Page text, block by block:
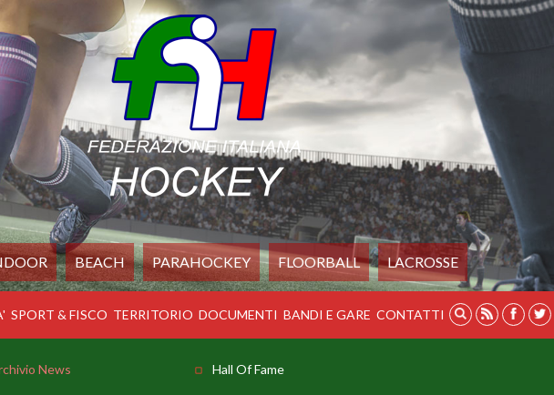
BEACH PARAHOCKEY FLOORBALL LACROSSE
SPORT & FISCO TERRITORIO DOCUMENTI BANDI E GARE CONTATTI
News Hall Of Fame